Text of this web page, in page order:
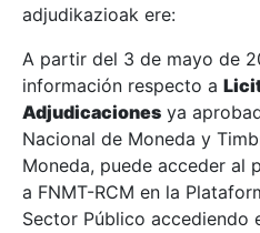
Erakutsi/Ezkutatu
Erakutsi/Ezkutatu
Erakutsi/Ezkutatu
adjudikazioak ere:
A partir del 3 de mayo de
información respecto a
Adjudicaciones ya
Nacional de Moneda y
Moneda, puede acceder al
a FNMT-RCM en la
Sector Público accediendo